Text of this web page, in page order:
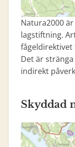
Natura2000
lagstiftning.
Det är
indirekt
Skyddad